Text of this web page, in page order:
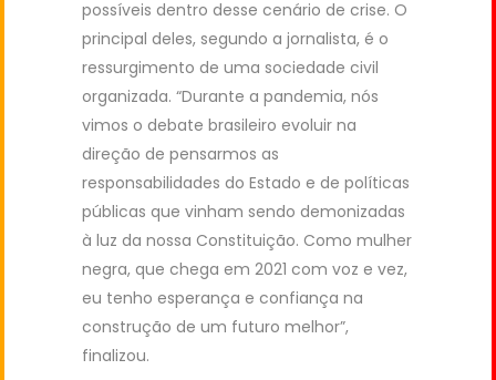
possíveis dentro desse cenário de crise. O
principal deles, segundo a jornalista, é o
ressurgimento de uma sociedade civil
organizada. “Durante a pandemia, nós
vimos o debate brasileiro evoluir na
direção de pensarmos as
responsabilidades do Estado e de políticas
públicas que vinham sendo demonizadas
à luz da nossa Constituição. Como mulher
negra, que chega em 2021 com voz e vez,
eu tenho esperança e confiança na
construção de um futuro melhor”,
finalizou.